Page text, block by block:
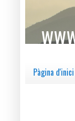
Pàgina d'inici